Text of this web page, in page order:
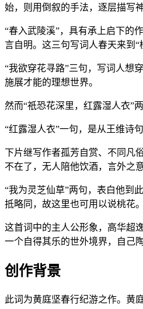
始，则用倒叙的手法，逐层描写
“春入武陵溪”，具有承上启下的
言自明。这三句写词人春天来到
“我欲穿花寻路”三句，写词人想
施展才能的理想世界。
然而“祇恐花深里，红露湿人衣”
“红露湿人衣”一句，是从王维诗
下片继写作者孤芳自赏、不同凡
不在了，无人陪他饮酒，言外之
“我为灵芝仙草”两句，表白他到
抵略同，故这里也可用以说桃花
这首词中的主人公形象，高华超
一个自得其乐的世外境界，自己
创作背景
此词为黄庭坚春行纪游之作。黄